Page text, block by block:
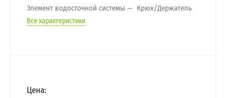
Элемент водосточной системы
Крюк/Держатель
Все характеристики
Цена: